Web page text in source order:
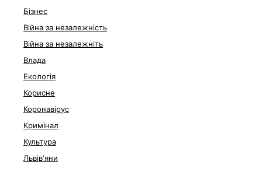
Бізнес
Війна за незалежність
Війна за незалежніть
Влада
Екологія
Корисне
Коронавірус
Кримінал
Культура
Львівʼяни